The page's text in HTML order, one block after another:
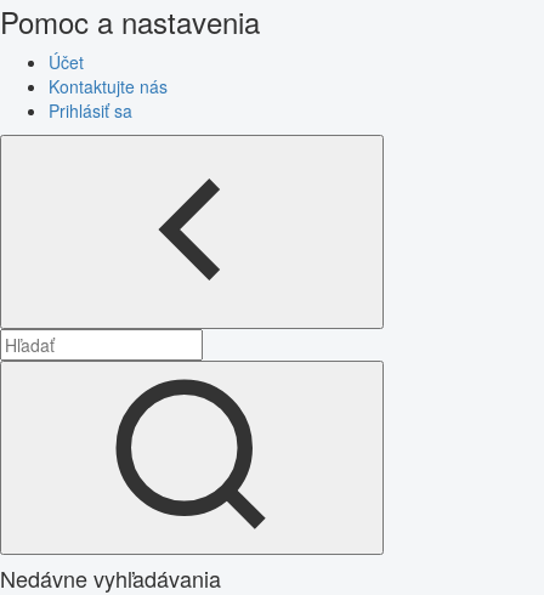
Pomoc a nastavenia
Účet
Kontaktujte nás
Prihlásiť sa
Nedávne vyhľadávania